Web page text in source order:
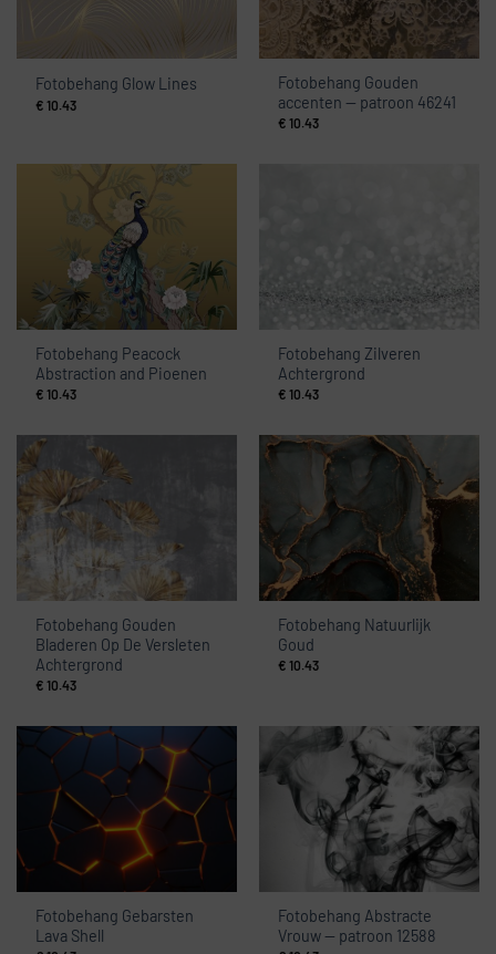
Fotobehang Glow Lines
€ 10.43
Fotobehang Gouden
accenten — patroon 46241
€ 10.43
Fotobehang Peacock
Abstraction and Pioenen
€ 10.43
Fotobehang Zilveren
Achtergrond
€ 10.43
Fotobehang Gouden
Bladeren Op De Versleten
Achtergrond
€ 10.43
Fotobehang Natuurlijk
Goud
€ 10.43
Fotobehang Gebarsten
Lava Shell
Fotobehang Abstracte
Vrouw — patroon 12588